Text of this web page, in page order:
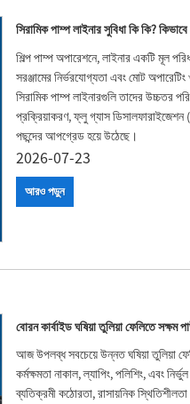
সিরামিক পাম্প লাইনার সুবিধা কি কি?
শিল্প পাম্প অপারেশনে, লাইনার একটি মূল
সরঞ্জামের নির্ভরযোগ্যতা এবং মোট
সিরামিক পাম্প লাইনারগুলি তাদের উচ্চতর
প্রক্রিয়াকরণ, ফ্লু গ্যাস ডিসালফারাইজেশন
পছন্দের আপগ্রেড হয়ে উঠেছে।
2026-07-23
আরও পড়ুন
বোরন কার্বাইড ঘষিয়া তুলিয়া ফেলিতে
আজ উপলব্ধ সবচেয়ে উন্নত ঘষিয়া তুলিয়া
কর্মক্ষমতা নাকাল, ল্যাপিং, পলিশিং, এবং
ব্যতিক্রমী কঠোরতা, রাসায়নিক